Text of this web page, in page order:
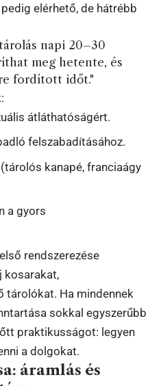
elérhető, de hátrébb
napi 20–30
meg hetente, és
fordított időt."
átláthatóságért.
felszabadításához.
kanapé, franciaágy
a gyors
rendszerezése
kosarakat,
tárolókat. Ha mindennek
sokkal egyszerűbb
praktikusságot: legyen
a dolgokat.
áramlás és